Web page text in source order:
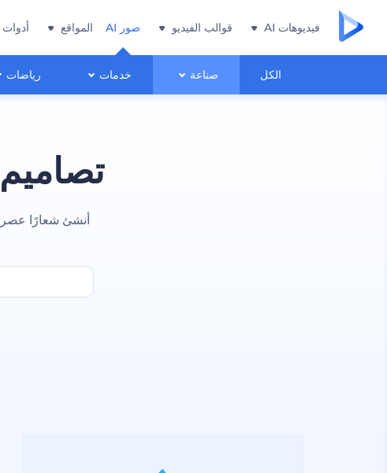
فيديوهات AI قوالب الفيديو صور AI
الكل صناعة خدمات رياضات
المواقع أدوات
أنشئ شعارًا